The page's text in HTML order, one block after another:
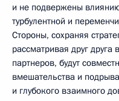
и не подвержены
турбулентной и
Стороны, сохраняя
рассматривая друг друга
партнеров, будут
вмешательства и
и глубокого взаимного